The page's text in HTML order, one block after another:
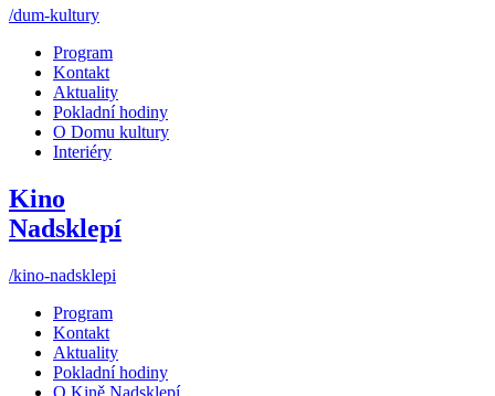
/dum-kultury
Program
Kontakt
Aktuality
Pokladní hodiny
O Domu kultury
Interiéry
Kino
Nadsklepí
/kino-nadsklepi
Program
Kontakt
Aktuality
Pokladní hodiny
O Kině Nadsklepí